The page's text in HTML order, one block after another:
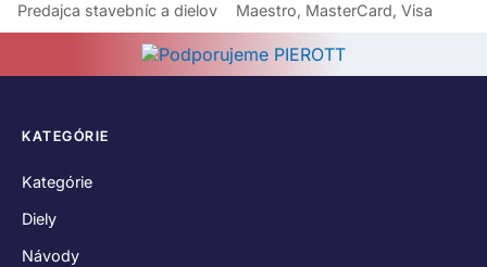
Predajca stavebníc a dielov Maestro, MasterCard, Visa
KATEGÓRIE
Kategórie
Diely
Návody